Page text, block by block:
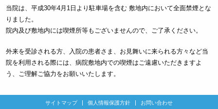
当院は、平成30年4月1日より駐車場を含む 敷地内において全面禁煙とな
りました。
院内及び敷地内には喫煙所等もございませんので、ご了承ください。
外来を受診される方、入院の患者さま、お見舞いに来られる方々など当
院を利用される際には、病院敷地内での喫煙はご遠慮いただきますよ
う、ご理解ご協力をお願いいたします。
サイトマップ 個人情報保護方針 お問い合わせ